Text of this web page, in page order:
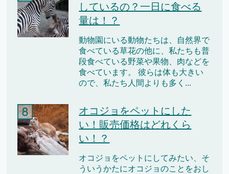
しているの？一日に食べる
量は！？
動物園にいる動物たちは、自然界で
食べている草花の他に、私たちも普
段食べている野菜や果物、肉などを
食べています。 彼らは体も大きい
ので、私たち人間よりも多く...
オコジョをペットにした
い！販売価格はどれくら
い！？
オコジョをペットにしてみたい、そ
ういうかたにオコジョのことをおし